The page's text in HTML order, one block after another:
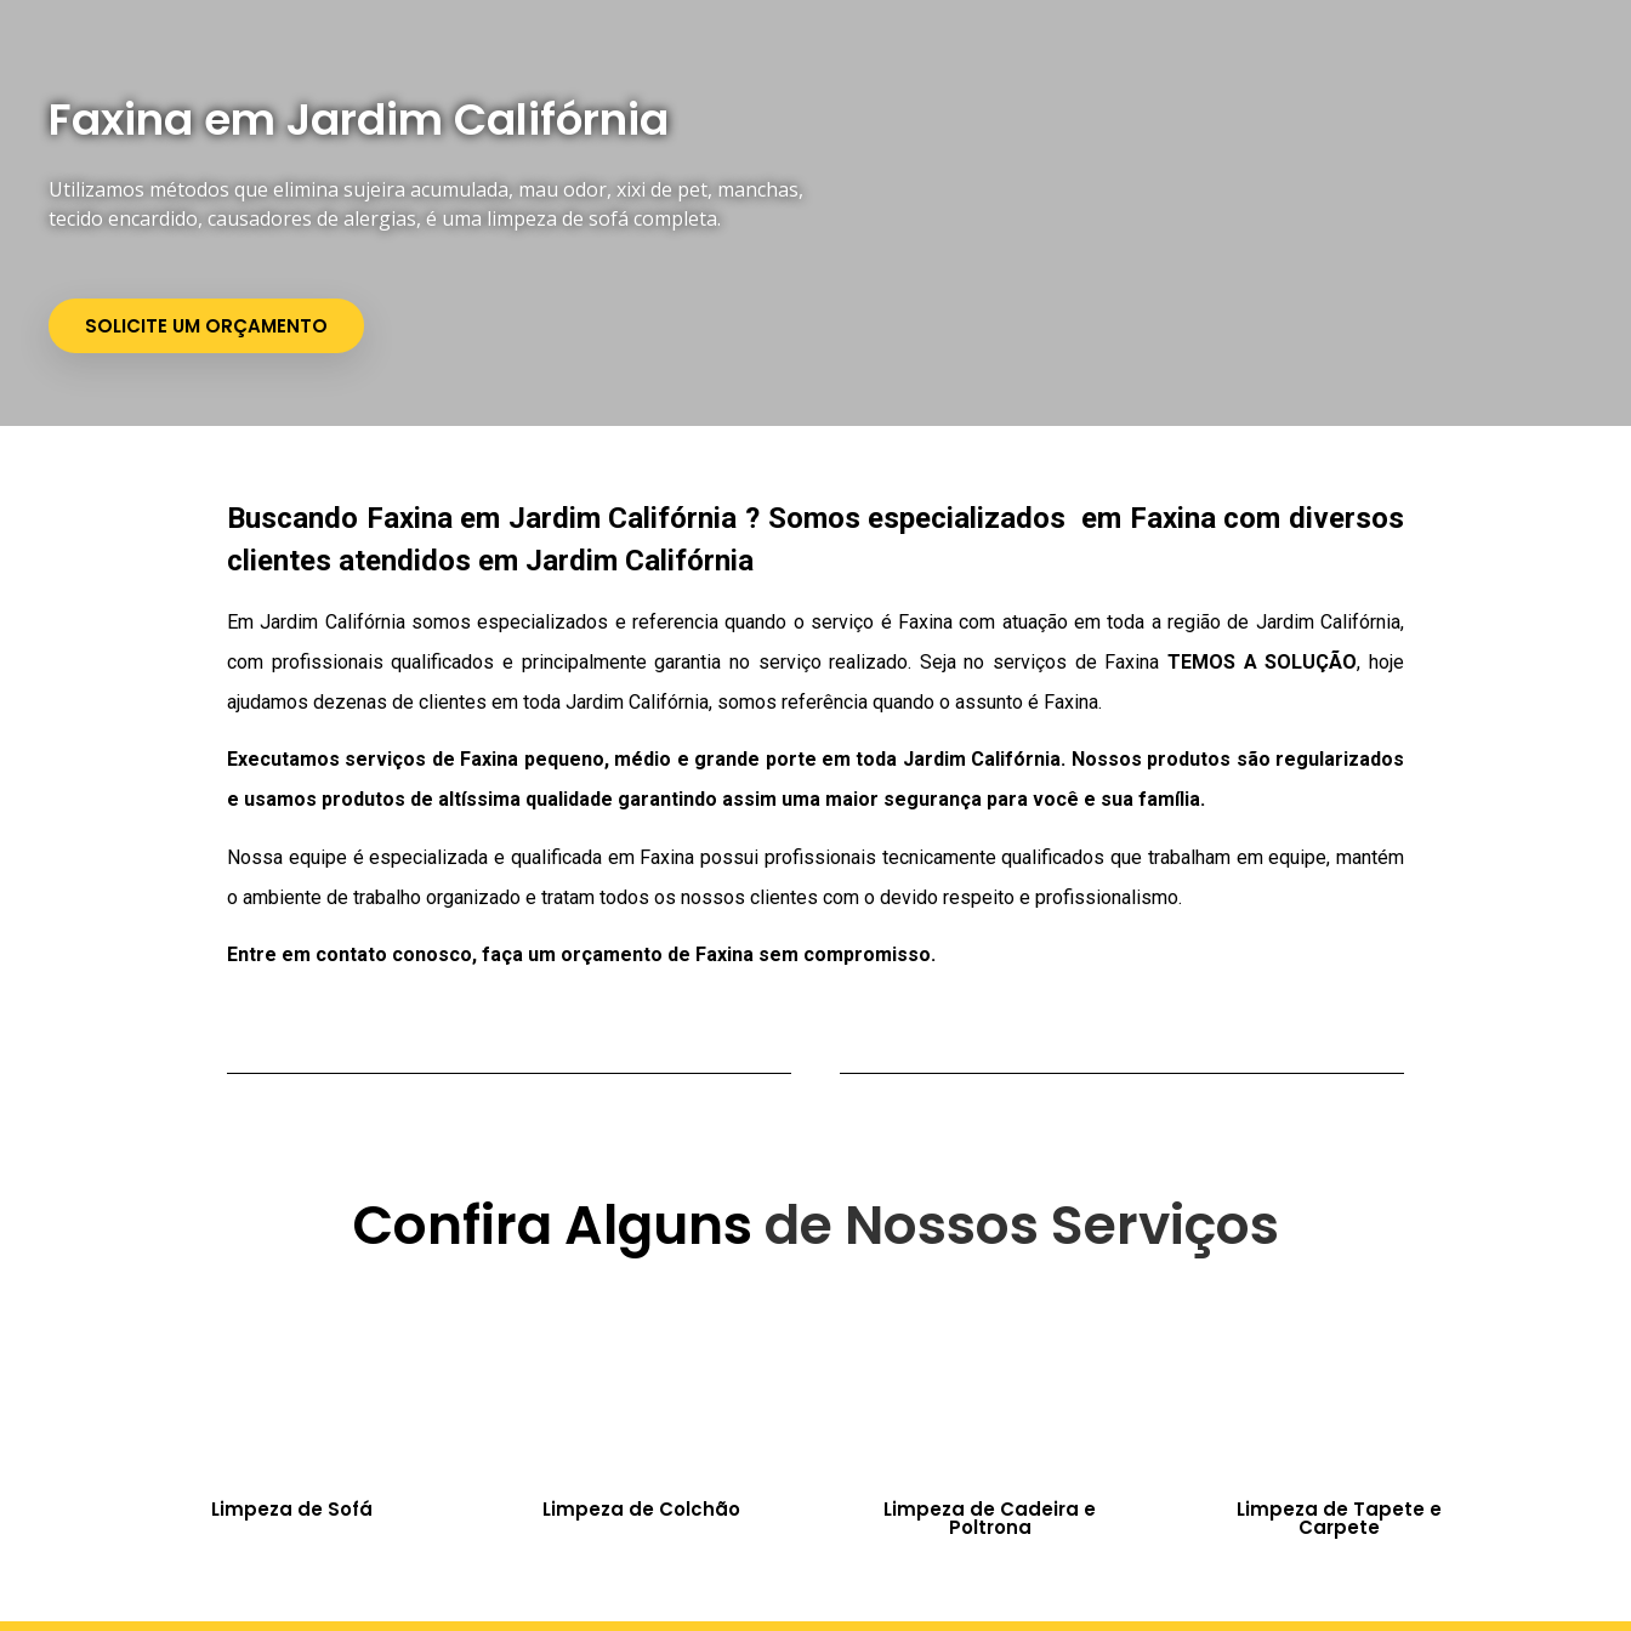
Faxina em Jardim Califórnia
Utilizamos métodos que elimina sujeira acumulada, mau odor, xixi de pet, manchas,
tecido encardido, causadores de alergias, é uma limpeza de sofá completa.
SOLICITE UM ORÇAMENTO
Buscando Faxina em Jardim Califórnia ? Somos especializados em Faxina com diversos
clientes atendidos em Jardim Califórnia
Em Jardim Califórnia somos especializados e referencia quando o serviço é Faxina com atuação em toda a região de Jardim Califórnia,
com profissionais qualificados e principalmente garantia no serviço realizado. Seja no serviços de FaxinaTEMOS A SOLUÇÃO, hoje
ajudamos dezenas de clientes em toda Jardim Califórnia, somos referência quando o assunto é Faxina.
Executamos serviços de Faxina pequeno, médio e grande porte em toda Jardim Califórnia. Nossos produtos são regularizados
e usamos produtos de altíssima qualidade garantindo assim uma maior segurança para você e sua família.
Nossa equipe é especializada e qualificada em Faxina possui profissionais tecnicamente qualificados que trabalham em equipe, mantém
o ambiente de trabalho organizado e tratam todos os nossos clientes com o devido respeito e profissionalismo.
Entre em contato conosco, faça um orçamento de Faxina sem compromisso.
Confira Alguns de Nossos Serviços
Limpeza de Sofá Limpeza de Colchão Limpeza de Cadeira e
Poltrona
Limpeza de Tapete e
Carpete